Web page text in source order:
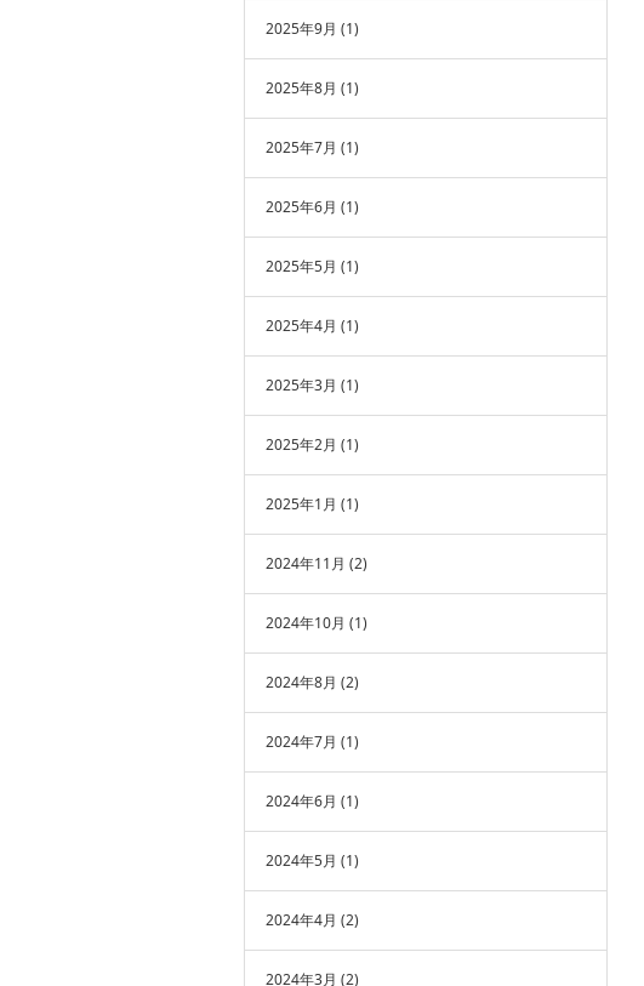
2025年9月 (1)
2025年8月 (1)
2025年7月 (1)
2025年6月 (1)
2025年5月 (1)
2025年4月 (1)
2025年3月 (1)
2025年2月 (1)
2025年1月 (1)
2024年11月 (2)
2024年10月 (1)
2024年8月 (2)
2024年7月 (1)
2024年6月 (1)
2024年5月 (1)
2024年4月 (2)
2024年3月 (2)